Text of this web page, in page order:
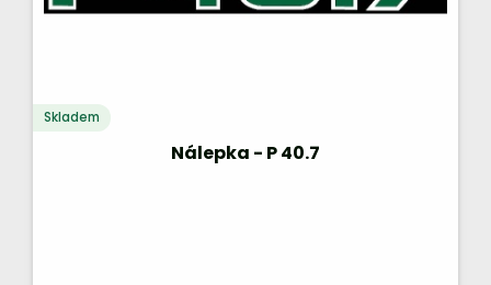
Skladem
Nálepka - P 40.7